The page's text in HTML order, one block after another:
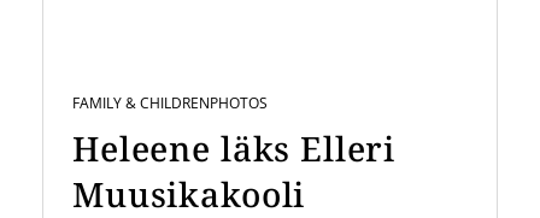
FAMILY & CHILDRENPHOTOS
Heleene läks Elleri
Muusikakooli